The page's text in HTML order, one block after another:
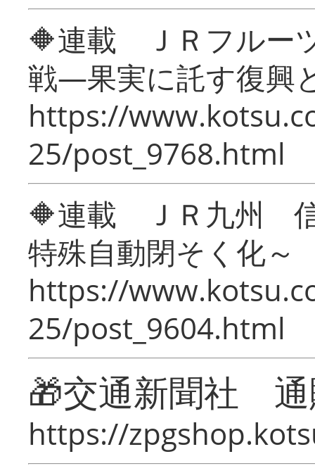
🔶連載 ＪＲフルー
戦―果実に託す復興
https://
25/post_9768.html
🔶連載 ＪＲ九州 信
特殊自動閉そく化～
https://
25/post_9604.html
🎁交通新聞社
https://